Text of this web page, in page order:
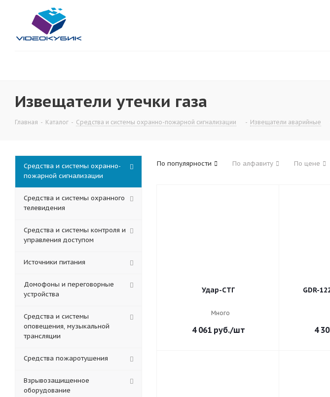
Извещатели утечки газа
Главная - Каталог - Средства и системы охранно-пожарной сигнализации - Извещатели аварийные
По популярности По алфавиту По цене
Удар-СТГ
Много
4 061руб./шт
GDR-
4
Средства и системы охранно-
пожарной сигнализации
Средства и системы охранного
телевидения
Средства и системы контроля и
управления доступом
Источники питания
Домофоны и переговорные
устройства
Средства и системы
оповещения, музыкальной
трансляции
Средства пожаротушения
Взрывозащищенное
оборудование